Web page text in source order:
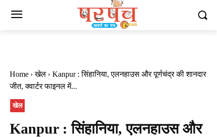
Home खेल
Kanpur : सिंहानिया, एलनहाउस और पूर्णचंद्र की शानदार
जीत, क्वार्टर फाइनल में...
खेल
Kanpur : सिंहानिया, एलनहाउस और